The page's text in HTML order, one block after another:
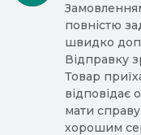
повністю
швидко
Відправку
Товар
відповідає
мати
хорошим